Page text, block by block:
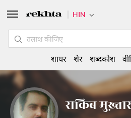
राकिब मुख़्तार
HIN
शायर शेर शब्दकोश